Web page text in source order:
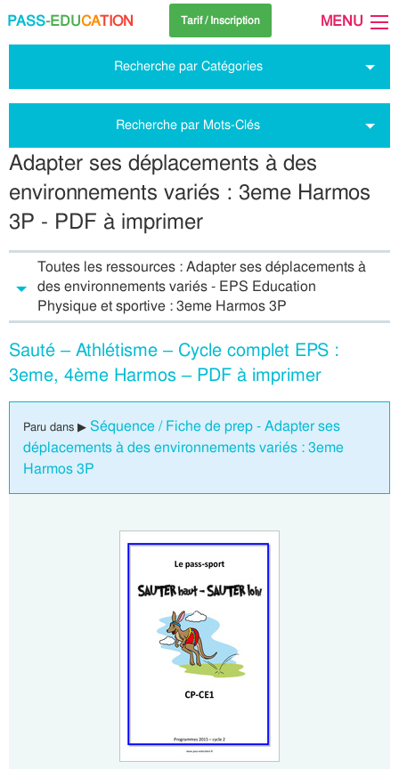
PASS-EDUCATION Tarif / Inscription MENU
Recherche par Catégories
Recherche par Mots-Clés
Adapter ses déplacements à des
environnements variés : 3eme Harmos
3P - PDF à imprimer
Toutes les ressources : Adapter ses déplacements à
des environnements variés - EPS Education
Physique et sportive : 3eme Harmos 3P
Sauté – Athlétisme – Cycle complet EPS :
3eme, 4ème Harmos – PDF à imprimer
Paru dans ▶ Séquence / Fiche de prep - Adapter ses
déplacements à des environnements variés : 3eme
Harmos 3P